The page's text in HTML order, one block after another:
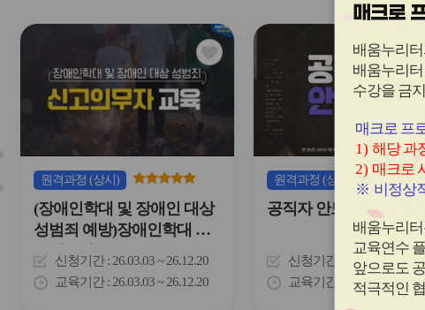
간
니
다.
관
심
아
이
콘
원격과정 (상시)
(장애인학대 및 장애인 대상
성범죄 예방)장애인학대 신
고의무자 교육
신청기간 26.03.03 ~ 26.12.20
교육기간 26.03.03 ~ 26.12.20
원격과정 (상시)
공직자 안보교육
신청기간
26.02.03 ~
교육기간
26.02.03 ~
매크로
배움누리
배움누리
수강을 금
매크로 프
1) 해당 과
2) 매크로
※ 비정상
배움누리
교육연수
앞으로도
적극적인